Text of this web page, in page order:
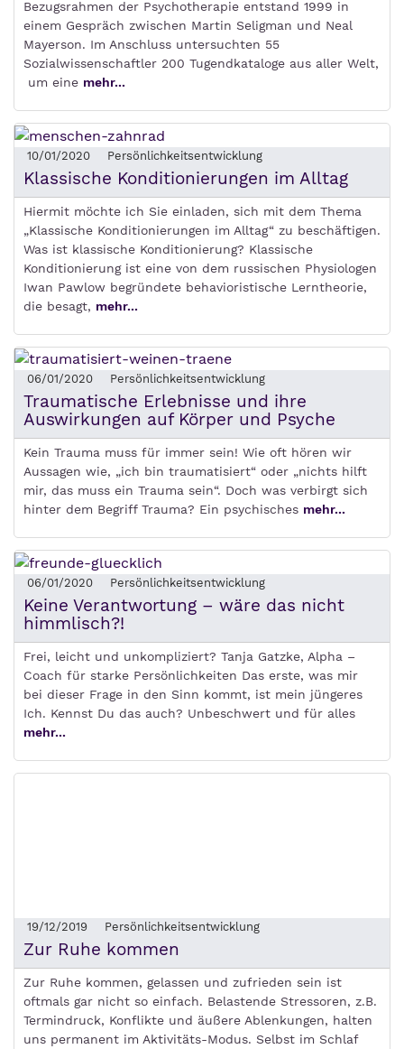
Bezugsrahmen der Psychotherapie entstand 1999 in
einem Gespräch zwischen Martin Seligman und Neal
Mayerson. Im Anschluss untersuchten 55
Sozialwissenschaftler 200 Tugendkataloge aus aller Welt,
um eine mehr...
10/01/2020 Persönlichkeitsentwicklung
Klassische Konditionierungen im Alltag
Hiermit möchte ich Sie einladen, sich mit dem Thema
„Klassische Konditionierungen im Alltag“ zu beschäftigen.
Was ist klassische Konditionierung? Klassische
Konditionierung ist eine von dem russischen Physiologen
Iwan Pawlow begründete behavioristische Lerntheorie,
die besagt, mehr...
06/01/2020 Persönlichkeitsentwicklung
Traumatische Erlebnisse und ihre
Auswirkungen auf Körper und Psyche
Kein Trauma muss für immer sein! Wie oft hören wir
Aussagen wie, „ich bin traumatisiert“ oder „nichts hilft
mir, das muss ein Trauma sein“. Doch was verbirgt sich
hinter dem Begriff Trauma? Ein psychisches mehr...
06/01/2020 Persönlichkeitsentwicklung
Keine Verantwortung – wäre das nicht
himmlisch?!
Frei, leicht und unkompliziert? Tanja Gatzke, Alpha –
Coach für starke Persönlichkeiten Das erste, was mir
bei dieser Frage in den Sinn kommt, ist mein jüngeres
Ich. Kennst Du das auch? Unbeschwert und für alles
mehr...
19/12/2019 Persönlichkeitsentwicklung
Zur Ruhe kommen
Zur Ruhe kommen, gelassen und zufrieden sein ist
oftmals gar nicht so einfach. Belastende Stressoren, z.B.
Termindruck, Konflikte und äußere Ablenkungen, halten
uns permanent im Aktivitäts-Modus. Selbst im Schlaf